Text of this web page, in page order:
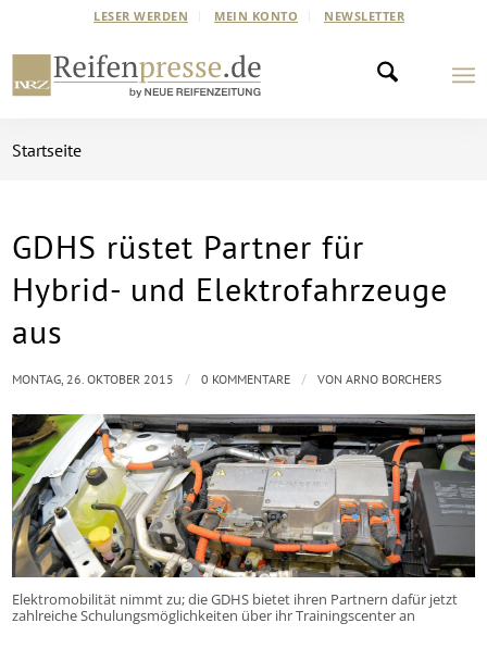
LESER WERDEN MEIN KONTO NEWSLETTER
Startseite
GDHS rüstet Partner für
Hybrid- und Elektrofahrzeuge
aus
Elektromobilität nimmt zu; die GDHS bietet ihren Partnern dafür jetzt
zahlreiche Schulungsmöglichkeiten über ihr Trainingscenter an
MONTAG, 26. OKTOBER 2015 / 0 KOMMENTARE / VONARNO BORCHERS